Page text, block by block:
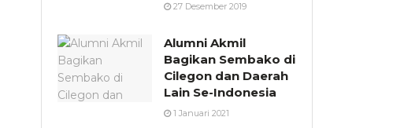
27 Desember 2019
Alumni Akmil
Bagikan Sembako di
Cilegon dan Daerah
Lain Se-Indonesia
1 Januari 2021